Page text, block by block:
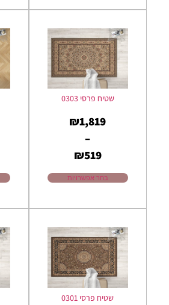
שטיח פרסי 0303
₪519
–
₪1,819
בחר אפשרויות
שטיח פרסי 0301